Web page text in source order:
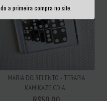
a primeira compra no site.
MARIA DO RELENTO - TERAPIA
KAMIKAZE CD A...